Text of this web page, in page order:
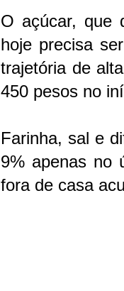
O açúcar, que
hoje precisa
trajetória de
450 pesos no
Farinha, sal e
9% apenas no
fora de casa